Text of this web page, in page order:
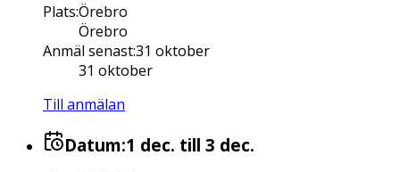
Plats:Örebro
Örebro
Anmäl senast:31 oktober
31 oktober
Till anmälan
Datum:1 dec. till 3 dec.